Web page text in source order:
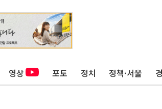
영상 포토 정치 정책·서울